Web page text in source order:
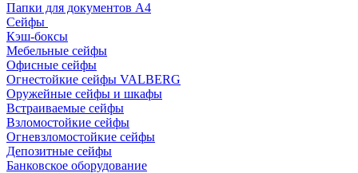
Папки для документов A4
Сейфы
Кэш-боксы
Мебельные сейфы
Офисные сейфы
Огнестойкие сейфы VALBERG
Оружейные сейфы и шкафы
Встраиваемые сейфы
Взломостойкие сейфы
Огневзломостойкие сейфы
Депозитные сейфы
Банковское оборудование